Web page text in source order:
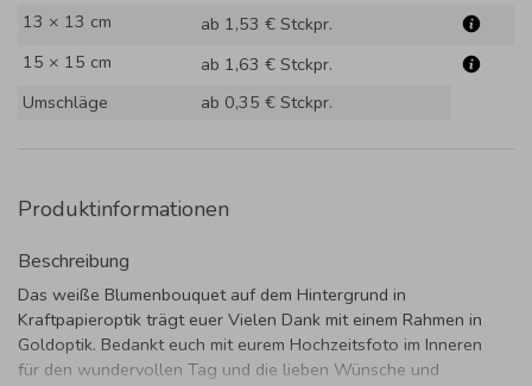
13 × 13 cm
ab 1,53 € Stckpr.
15 × 15 cm
ab 1,63 € Stckpr.
Umschläge
ab 0,35 € Stckpr.
Produktinformationen
Beschreibung
Das weiße Blumenbouquet auf dem Hintergrund in
Kraftpapieroptik trägt euer Vielen Dank mit einem Rahmen in
Goldoptik. Bedankt euch mit eurem Hochzeitsfoto im Inneren
für den wundervollen Tag und die lieben Wünsche und